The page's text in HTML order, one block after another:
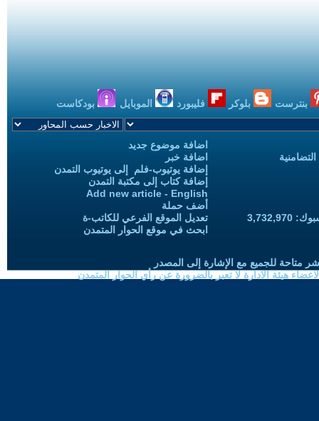
بنترست بلوكر فليبورد الموبايل بودكاست
اضافة موضوع جديد
اضافة خبر
إضافة يوتيوب-فلم إلى يوتيوب التمدن
إضافة كتاب إلى مكتبة التمدن
Add new article - English
أضف حملة
تعديل الموقع الفرعي للكاتب-ة
ابحث في موقع الحوار المتمدن
متاحة للجميع مع الإشارة إلى المصدر
هيئة الادارة لا تعبر بالضرورة عن رأي الحوار المتمدن